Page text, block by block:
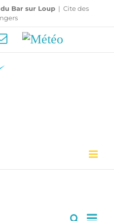
Bar sur Loup | Cite des
EmailMétéo